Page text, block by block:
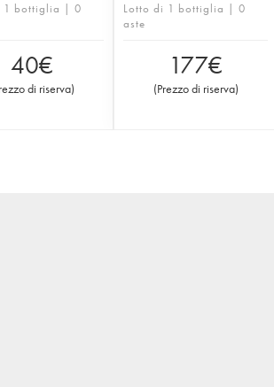
1 bottiglia | 0
40€
di riserva)
Lotto di 1 bottiglia | 0
aste
177€
(Prezzo di riserva)